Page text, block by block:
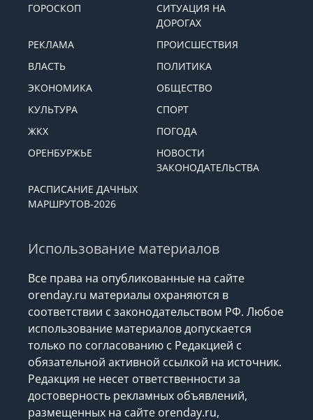
ГОРОСКОП
СИТУАЦИЯ НА
ДОРОГАХ
РЕКЛАМА
ПРОИСШЕСТВИЯ
ВЛАСТЬ
ПОЛИТИКА
ЭКОНОМИКА
ОБЩЕСТВО
КУЛЬТУРА
СПОРТ
ЖКХ
ПОГОДА
ОРЕНБУРЖЬЕ
НОВОСТИ
ЗАКОНОДАТЕЛЬСТВА
РАСПИСАНИЕ ДАЧНЫХ
МАРШРУТОВ-2026
Использование материалов
Все права на опубликованные на сайте
orenday.ru материалы охраняются в
соответствии с законодательством РФ. Любое
использование материалов допускается
только по согласованию с Редакцией с
обязательной активной ссылкой на источник.
Редакция не несет ответственности за
достоверность рекламных объявлений,
размещенных на сайте orenday.ru,